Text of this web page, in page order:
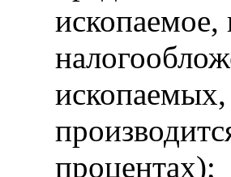
ископаемое,
процентах);